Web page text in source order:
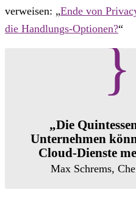
verweisen: „Ende von
die Handlungs-Optionen?“
{
„Die
Unternehmen
Cloud-Dienste
Max Schrems,